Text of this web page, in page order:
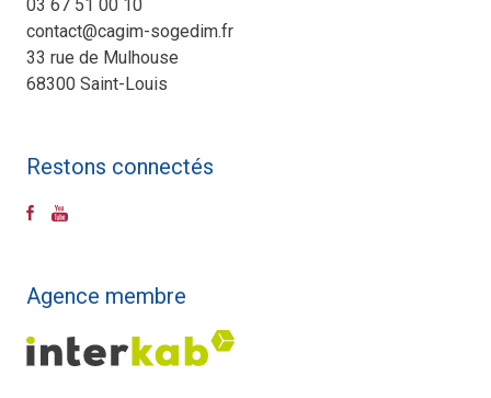
03 67 51 00 10
contact@cagim-sogedim.fr
33 rue de Mulhouse
68300 Saint-Louis
Restons connectés
Agence membre